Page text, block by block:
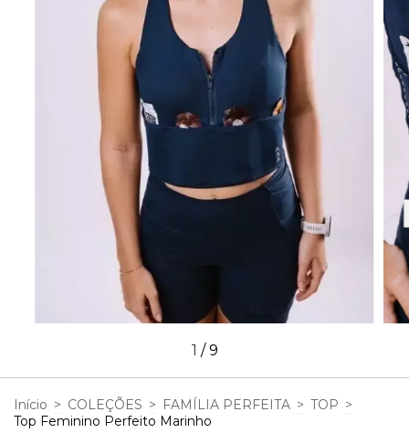
1 /9
Início > COLEÇÕES > FAMÍLIA PERFEITA > TOP >
Top Feminino Perfeito Marinho